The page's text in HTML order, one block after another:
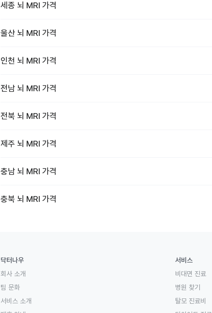
세종 뇌 MRI 가격
울산 뇌 MRI 가격
인천 뇌 MRI 가격
전남 뇌 MRI 가격
전북 뇌 MRI 가격
제주 뇌 MRI 가격
충남 뇌 MRI 가격
충북 뇌 MRI 가격
닥터나우
회사 소개
팀 문화
서비스 소개
서비스
비대면 진료
병원 찾기
탈모 진료비